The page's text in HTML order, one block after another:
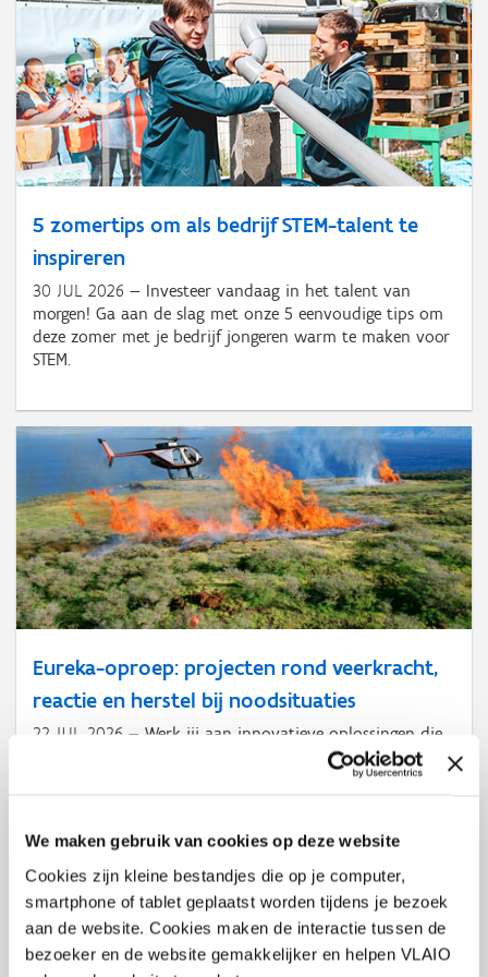
We maken gebruik van cookies op deze website
Cookies zijn kleine bestandjes die op je computer,
smartphone of tablet geplaatst worden tijdens je bezoek
aan de website. Cookies maken de interactie tussen de
bezoeker en de website gemakkelijker en helpen VLAIO
5 zomertips om als bedrijf STEM-talent te
inspireren
30 JUL 2026
Investeer vandaag in het talent van
morgen! Ga aan de slag met onze 5 eenvoudige tips om
deze zomer met je bedrijf jongeren warm te maken voor
STEM.
Eureka-oproep: projecten rond veerkracht,
reactie en herstel bij noodsituaties
22 JUL 2026
Werk jij aan innovatieve oplossingen die
organisaties en gemeenschappen beter voorbereiden op